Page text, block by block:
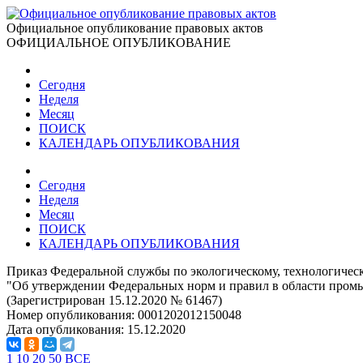
Официальное опубликование правовых актов
ОФИЦИАЛЬНОЕ ОПУБЛИКОВАНИЕ
Сегодня
Неделя
Месяц
ПОИСК
КАЛЕНДАРЬ ОПУБЛИКОВАНИЯ
Сегодня
Неделя
Месяц
ПОИСК
КАЛЕНДАРЬ ОПУБЛИКОВАНИЯ
Приказ Федеральной службы по экологическому,
"Об утверждении Федеральных норм и правил в области
(Зарегистрирован 15.12.2020 № 61467)
Номер опубликования: 0001202012150048
Дата опубликования: 15.12.2020
1 10 20 50 ВСЕ